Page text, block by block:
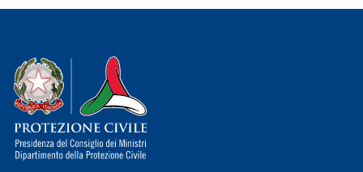
Dipartimento della Protezione Civile